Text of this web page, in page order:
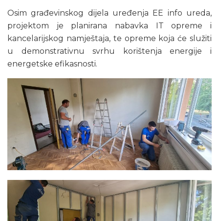
Osim građevinskog dijela uređenja EE info ureda,
projektom je planirana nabavka IT opreme i
kancelarijskog namještaja, te opreme koja će služiti
u demonstrativnu svrhu korištenja energije i
energetske efikasnosti.